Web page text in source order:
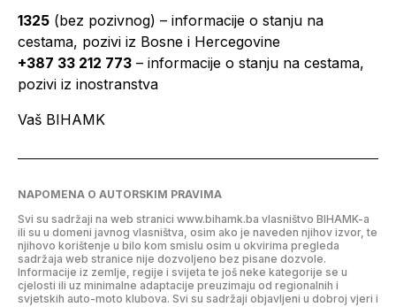
1325 (bez pozivnog) – informacije o stanju na
cestama, pozivi iz Bosne i Hercegovine
+387 33 212 773 – informacije o stanju na cestama,
pozivi iz inostranstva
Vaš BIHAMK
NAPOMENA O AUTORSKIM PRAVIMA
Svi su sadržaji na web stranici www.bihamk.ba vlasništvo BIHAMK-a
ili su u domeni javnog vlasništva, osim ako je naveden njihov izvor, te
njihovo korištenje u bilo kom smislu osim u okvirima pregleda
sadržaja web stranice nije dozvoljeno bez pisane dozvole.
Informacije iz zemlje, regije i svijeta te još neke kategorije se u
cjelosti ili uz minimalne adaptacije preuzimaju od regionalnih i
svjetskih auto-moto klubova. Svi su sadržaji objavljeni u dobroj vjeri i